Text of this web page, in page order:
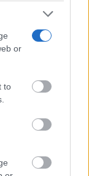
or
to
te sientes